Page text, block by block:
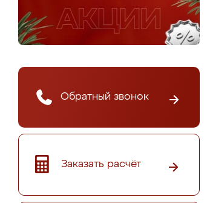
Обратный звонок
Заказать расчёт